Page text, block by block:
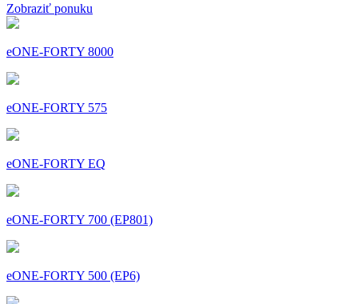
Zobraziť ponuku
eONE-FORTY 8000
eONE-FORTY 575
eONE-FORTY EQ
eONE-FORTY 700 (EP801)
eONE-FORTY 500 (EP6)